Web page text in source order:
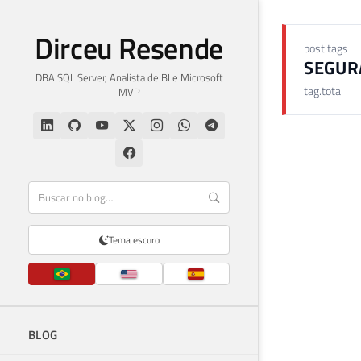
Dirceu Resende
DBA SQL Server, Analista de BI e Microsoft
MVP
Tema escuro
BLOG
post.tags
tag.total